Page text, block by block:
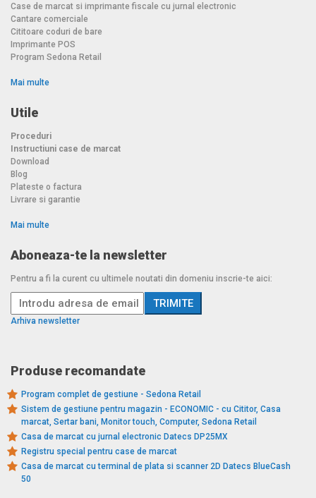
Case de marcat si imprimante fiscale cu jurnal electronic
Cantare comerciale
Cititoare coduri de bare
Imprimante POS
Program Sedona Retail
Mai multe
Utile
Proceduri
Instructiuni case de marcat
Download
Blog
Plateste o factura
Livrare si garantie
Mai multe
Aboneaza-te la newsletter
Pentru a fi la curent cu ultimele noutati din domeniu inscrie-te aici:
Arhiva newsletter
Produse recomandate
Program complet de gestiune - Sedona Retail
Sistem de gestiune pentru magazin - ECONOMIC - cu Cititor, Casa
marcat, Sertar bani, Monitor touch, Computer, Sedona Retail
Casa de marcat cu jurnal electronic Datecs DP25MX
Registru special pentru case de marcat
Casa de marcat cu terminal de plata si scanner 2D Datecs BlueCash
50